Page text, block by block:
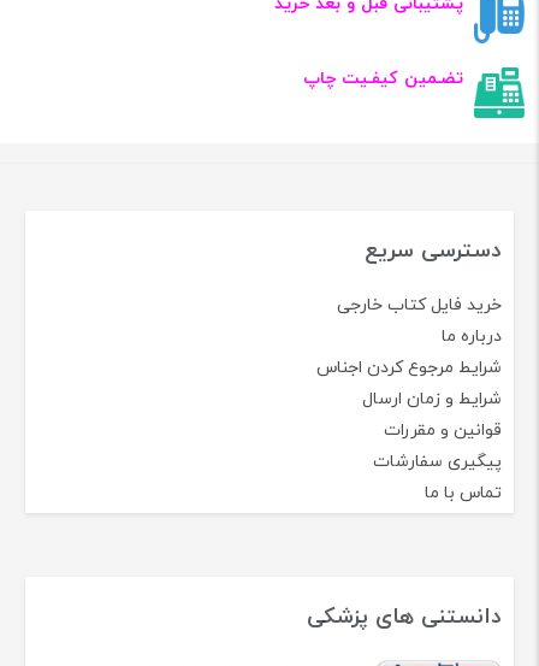
تضـمین کیفـیت چاپ
دسترسی سریع
خرید فایل کتاب خارجی
درباره ما
شرایط مرجوع کردن اجناس
شرایط و زمان ارسال
قوانین و مقررات
پیگیری سفارشات
تماس با ما
دانستنی های پزشکی